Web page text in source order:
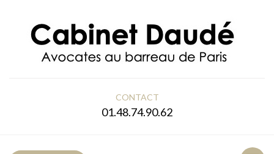
CONTACT
01.48.74.90.62